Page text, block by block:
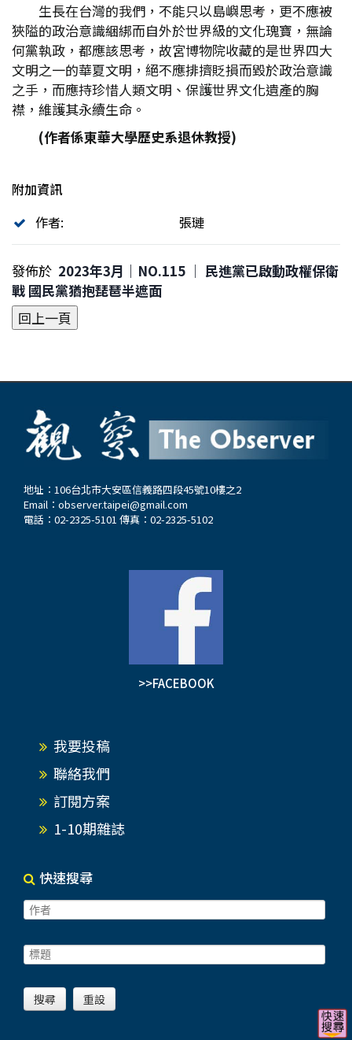
生長在台灣的我們，不能只以島嶼思考，更不應被
狹隘的政治意識綑綁而自外於世界級的文化瑰寶，無論
何黨執政，都應該思考，故宮博物院收藏的是世界四大
文明之一的華夏文明，絕不應排擠貶損而毀於政治意識
之手，而應持珍惜人類文明、保護世界文化遺產的胸
襟，維護其永續生命。
(作者係東華大學歷史系退休教授)
附加資訊
作者:
張璉
發佈於 2023年3月｜NO.115 │ 民進黨已啟動政權保衛
戰 國民黨猶抱琵琶半遮面
地址：106台北市大安區信義路四段45號10樓之2
Email： observer.taipei@gmail.com
電話：02-2325-5101 傳真：02-2325-5102
>>FACEBOOK
我要投稿
聯絡我們
訂閱方案
1-10期雜誌
快速搜尋